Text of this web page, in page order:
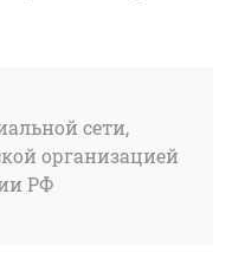
сети,
организацией
РФ